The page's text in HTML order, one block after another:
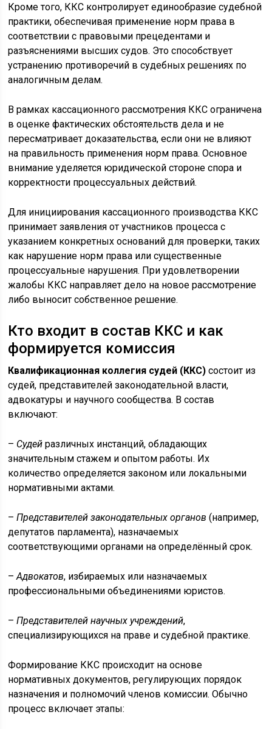
Кроме того, ККС контролирует единообразие судебной
практики, обеспечивая применение норм права в
соответствии с правовыми прецедентами и
разъяснениями высших судов. Это способствует
устранению противоречий в судебных решениях по
аналогичным делам.
В рамках кассационного рассмотрения ККС ограничена
в оценке фактических обстоятельств дела и не
пересматривает доказательства, если они не влияют
на правильность применения норм права. Основное
внимание уделяется юридической стороне спора и
корректности процессуальных действий.
Для инициирования кассационного производства ККС
принимает заявления от участников процесса с
указанием конкретных оснований для проверки, таких
как нарушение норм права или существенные
процессуальные нарушения. При удовлетворении
жалобы ККС направляет дело на новое рассмотрение
либо выносит собственное решение.
Кто входит в состав ККС и как
формируется комиссия
Квалификационная коллегия судей (ККС) состоит из
судей, представителей законодательной власти,
адвокатуры и научного сообщества. В состав
включают:
– Судей различных инстанций, обладающих
значительным стажем и опытом работы. Их
количество определяется законом или локальными
нормативными актами.
–Представителей законодательных органов (например,
депутатов парламента), назначаемых
соответствующими органами на определённый срок.
–Адвокатов, избираемых или назначаемых
профессиональными объединениями юристов.
–Представителей научных учреждений,
специализирующихся на праве и судебной практике.
Формирование ККС происходит на основе
нормативных документов, регулирующих порядок
назначения и полномочий членов комиссии. Обычно
процесс включает этапы: